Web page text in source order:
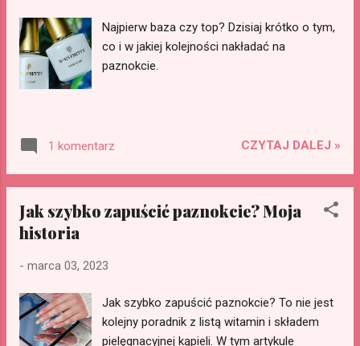
Najpierw baza czy top? Dzisiaj krótko o tym,
co i w jakiej kolejności nakładać na
paznokcie.
1 komentarz CZYTAJ DALEJ »
Jak szybko zapuścić paznokcie? Moja
historia
- marca 03, 2023
Jak szybko zapuścić paznokcie? To nie jest
kolejny poradnik z listą witamin i składem
pielęgnacyjnej kąpieli. W tym artykule